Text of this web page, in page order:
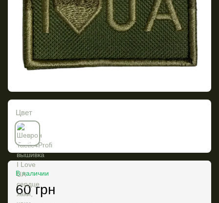
Цвет
В наличии
60 грн